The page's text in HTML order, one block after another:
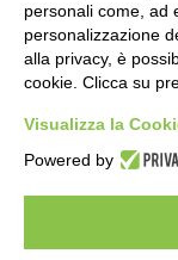
personali come, ad
personalizzazione
alla privacy, è
cookie. Clicca su
Visualizza la
Powered by